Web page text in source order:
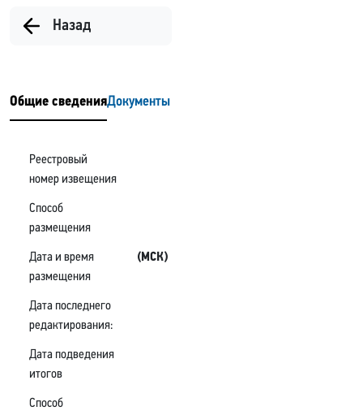
Назад
Общие сведенияДокументы
Реестровый
номер извещения
Способ
размещения
Дата и время
размещения
(МСК)
Дата последнего
редактирования:
Дата подведения
итогов
Способ